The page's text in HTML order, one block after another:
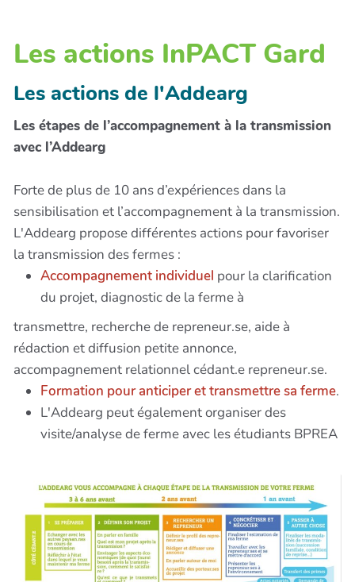
Les actions InPACT Gard
Les actions de l'Addearg
Les étapes de l’accompagnement à la transmission
avec l’Addearg
Forte de plus de 10 ans d’expériences dans la
sensibilisation et l’accompagnement à la transmission.
L'Addearg propose différentes actions pour favoriser
la transmission des fermes :
Accompagnement individuel pour la clarification
du projet, diagnostic de la ferme à
transmettre, recherche de repreneur.se, aide à
rédaction et diffusion petite annonce,
accompagnement relationnel cédant.e repreneur.se.
Formation pour anticiper et transmettre sa ferme.
L'Addearg peut également organiser des
visite/analyse de ferme avec les étudiants BPREA